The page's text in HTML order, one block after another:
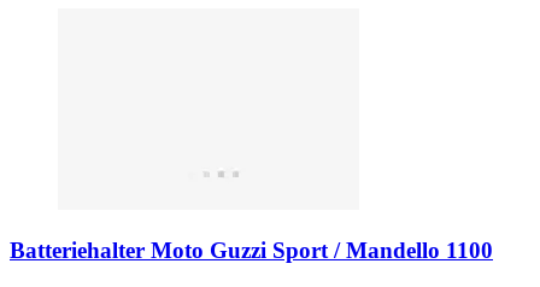
Batteriehalter Moto Guzzi Sport / Mandello 1100